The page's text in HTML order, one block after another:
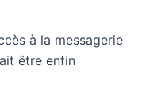
à la messagerie
être enfin